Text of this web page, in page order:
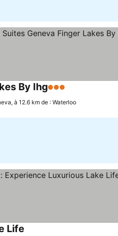
By Ihg3 Étoiles
à 12.6 km de : Waterloo
Life